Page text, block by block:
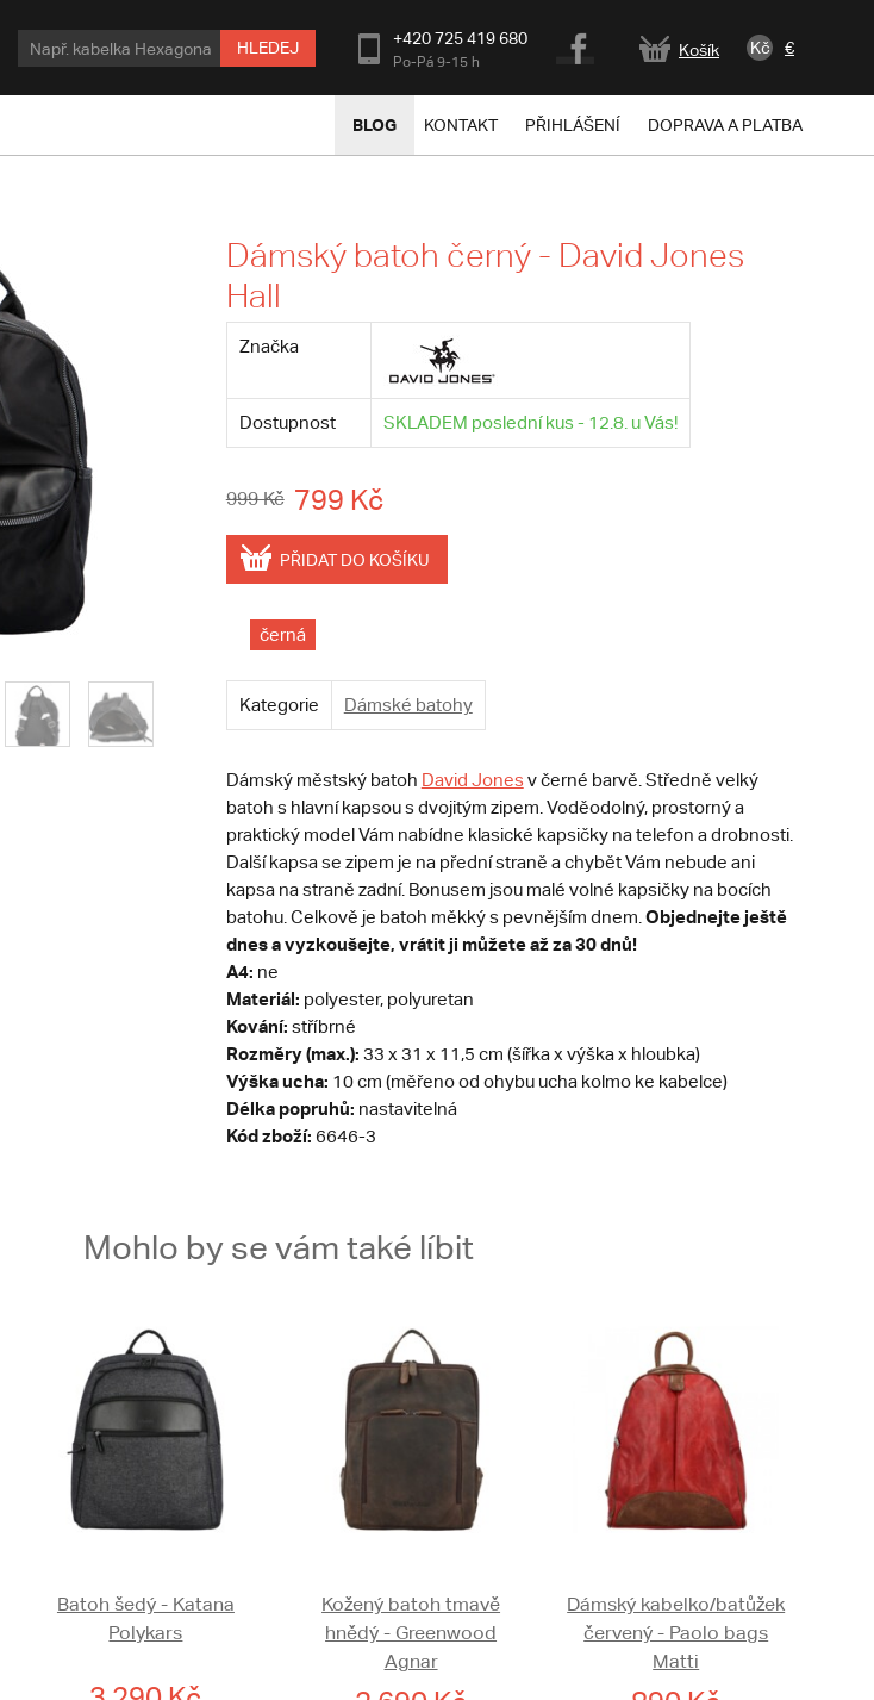
HLEDEJ +420 725 419 680
Po-Pá 9-15 h
Košík Kč €
BLOG KONTAKT PŘIHLÁŠENÍ DOPRAVA A PLATBA
Dámský batoh černý - David Jones
Hall
Značka
Dostupnost SKLADEM poslední kus - 12.8. u Vás!
999 Kč 799 Kč
PŘIDAT DO KOŠÍKU
černá
Kategorie Dámské batohy
Dámský městský batoh David Jones v černé barvě. Středně velký
batoh s hlavní kapsou s dvojitým zipem. Voděodolný, prostorný a
praktický model Vám nabídne klasické kapsičky na telefon a drobnosti.
Další kapsa se zipem je na přední straně a chybět Vám nebude ani
kapsa na straně zadní. Bonusem jsou malé volné kapsičky na bocích
batohu. Celkově je batoh měkký s pevnějším dnem. Objednejte ještě
dnes a vyzkoušejte, vrátit ji můžete až za 30 dnů!
A4: ne
Materiál: polyester, polyuretan
Kování: stříbrné
Rozměry (max.): 33 x 31 x 11,5 cm (šířka x výška x hloubka)
Výška ucha: 10 cm (měřeno od ohybu ucha kolmo ke kabelce)
Délka popruhů: nastavitelná
Kód zboží: 6646-3
Mohlo by se vám také líbit
Batoh šedý - Katana
Polykars
Kožený batoh tmavě
hnědý - Greenwood
Agnar
Dámský kabelko/batůžek
červený - Paolo bags
Matti